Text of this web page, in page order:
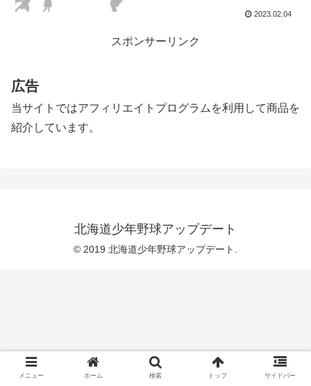
2023.02.04
スポンサーリンク
広告
当サイトではアフィリエイトプログラムを利用して商品を
紹介しています。
北海道少年野球アップデート
© 2019 北海道少年野球アップデート.
メニュー ホーム 検索 トップ サイドバー